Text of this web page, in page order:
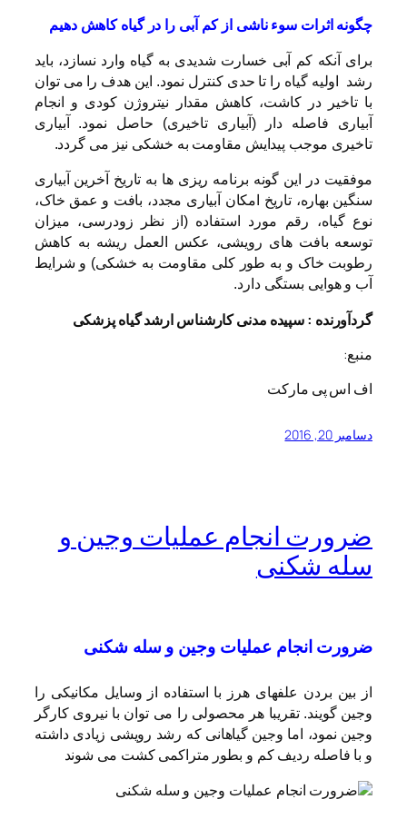
چگونه اثرات سوء ناشی از کم آبی را در گیاه کاهش دهیم
برای آنکه کم آبی خسارت شدیدی به گیاه وارد نسازد، باید
رشد اولیه گیاه را تا حدی کنترل نمود. این هدف را می توان
با تاخیر در کاشت، کاهش مقدار نیتروژن کودی و انجام
آبیاری فاصله دار (آبیاری تاخیری) حاصل نمود. آبیاری
تاخیری موجب پیدایش مقاومت به خشکی نیز می گردد.
موفقیت در این گونه برنامه ریزی ها به تاریخ آخرین آبیاری
سنگین بهاره، تاریخ امکان آبیاری مجدد، بافت و عمق خاک،
نوع گیاه، رقم مورد استفاده (از نظر زودرسی، میزان
توسعه بافت های رویشی، عکس العمل ریشه به کاهش
رطوبت خاک و به طور کلی مقاومت به خشکی) و شرایط
آب و هوایی بستگی دارد.
گردآورنده :سپیده مدنی کارشناس ارشد گیاه پزشکی
منبع:
اف اس پی مارکت
دسامبر 20, 2016
ضرورت انجام عملیات وجین و
سله شکنی
ضرورت انجام عملیات وجین و سله شکنی
از بین بردن علفهای هرز با استفاده از وسایل مکانیکی را
وجین گویند. تقریبا هر محصولی را می توان با نیروی کارگر
وجین نمود، اما وجین گیاهانی که رشد رویشی زیادی داشته
و با فاصله ردیف کم و بطور متراکمی کشت می شوند